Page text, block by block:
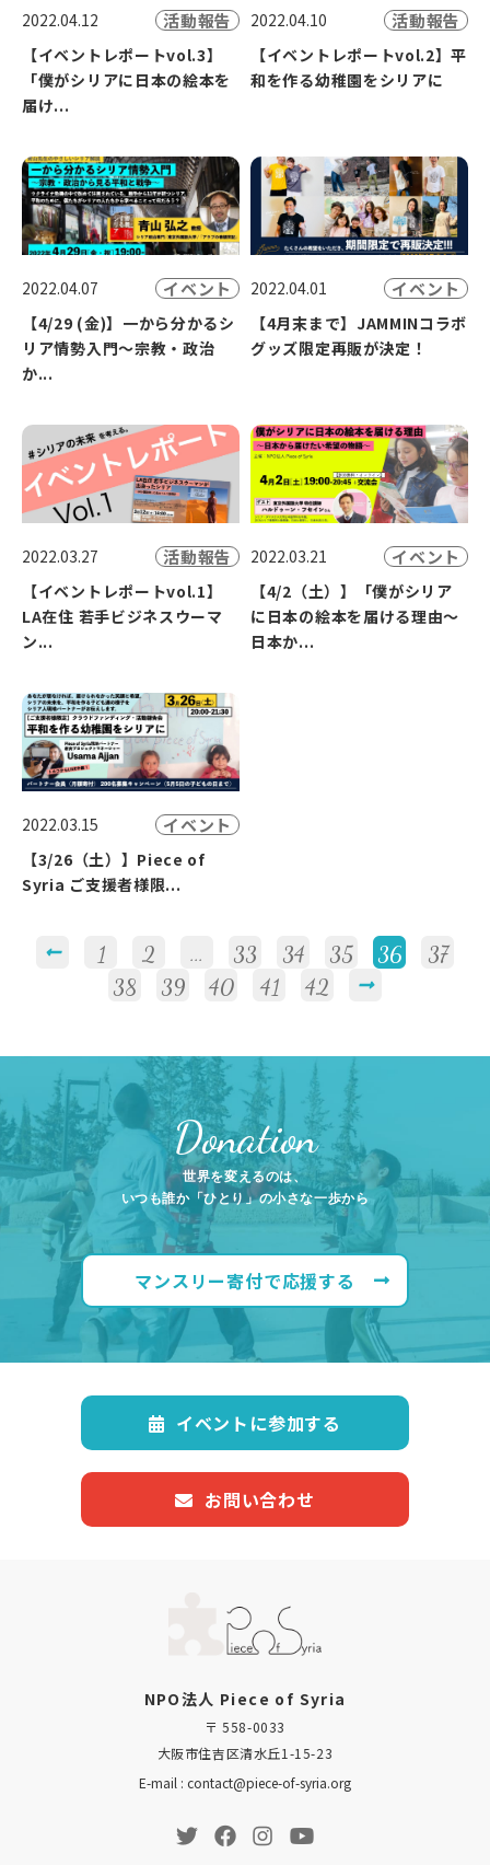
2022.04.12 活動報告
【イベントレポートvol.3】
「僕がシリアに日本の絵本を
届け...
2022.04.10 活動報告
【イベントレポートvol.2】平
和を作る幼稚園をシリアに
2022.04.07 イベント
【4/29 (金)】一から分かるシ
リア情勢入門～宗教・政治
か...
2022.04.01 イベント
【4月末まで】JAMMINコラボ
グッズ限定再販が決定！
2022.03.27 活動報告
【イベントレポートvol.1】
LA在住 若手ビジネスウーマ
ン...
2022.03.21 イベント
【4/2（土）】「僕がシリア
に日本の絵本を届ける理由〜
日本か...
2022.03.15 イベント
【3/26（土）】Piece of
Syria ご支援者様限...
1 2 ... 33 34 35 36
37
38
39 40 41 42
Donation
世界を変えるのは、
いつも誰か「ひとり」の小さな一歩から
マンスリー寄付で応援する
イベントに参加する
お問い合わせ
NPO法人 Piece of Syria
〒 558-0033
大阪市住吉区清水丘1-15-23
E-mail : contact@piece-of-syria.org